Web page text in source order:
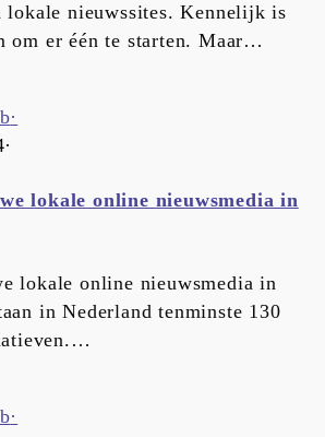
lokale nieuwssites. Kennelijk is
om er één te starten. Maar…
·
·
lokale online nieuwsmedia in
lokale online nieuwsmedia in
in Nederland tenminste 130
·